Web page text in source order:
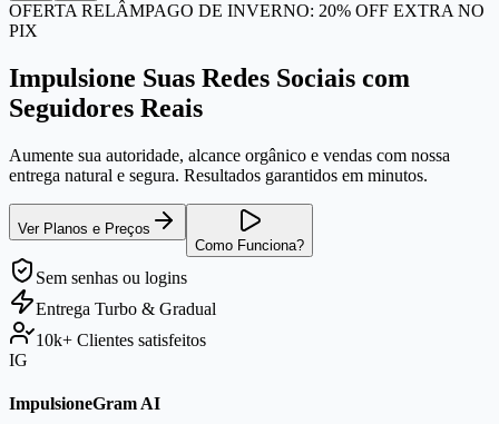
OFERTA RELÂMPAGO DE INVERNO: 20% OFF EXTRA NO
PIX
Impulsione Suas Redes Sociais com
Seguidores Reais
Aumente sua autoridade, alcance orgânico e vendas com nossa
entrega natural e segura. Resultados garantidos em minutos.
Ver Planos e Preços
Como Funciona?
Sem senhas ou logins
Entrega Turbo & Gradual
10k+ Clientes satisfeitos
IG
ImpulsioneGram AI